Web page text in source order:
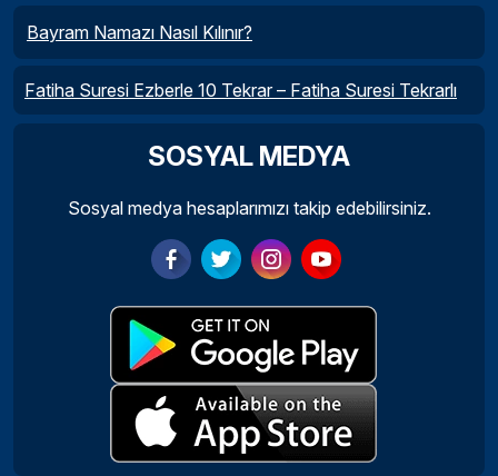
Bayram Namazı Nasıl Kılınır?
Fatiha Suresi Ezberle 10 Tekrar – Fatiha Suresi Tekrarlı
SOSYAL MEDYA
Sosyal medya hesaplarımızı takip edebilirsiniz.